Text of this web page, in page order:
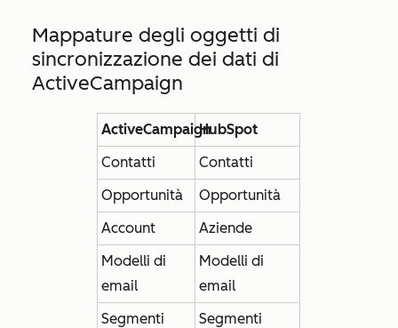
Mappature degli oggetti di
sincronizzazione dei dati di
ActiveCampaign
ActiveCampaignHubSpot
Contatti
Contatti
Opportunità
Opportunità
Account
Aziende
Modelli di
email
Modelli di
email
Segmenti
Segmenti